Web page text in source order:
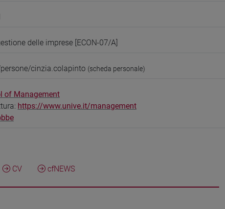
delle imprese [ECON-07/A]
cinzia.colapinto (scheda personale)
of Management
https://www.unive.it/management
CV cfNEWS